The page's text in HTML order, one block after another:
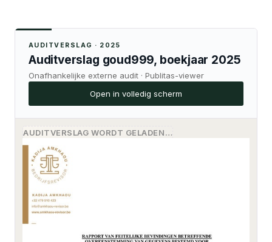
AUDITVERSLAG · 2025
Auditverslag goud999, boekjaar 2025
Onafhankelijke externe audit · Publitas-viewer
Open in volledig scherm